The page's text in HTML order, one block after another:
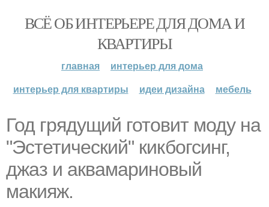
ВСЁ ОБ ИНТЕРЬЕРЕ ДЛЯ ДОМА И
КВАРТИРЫ
главная
интерьер для дома
интерьер для квартиры
идеи дизайна мебель
Год грядущий готовит моду на
"Эстетический" кикбогсинг,
джаз и аквамариновый
макияж.